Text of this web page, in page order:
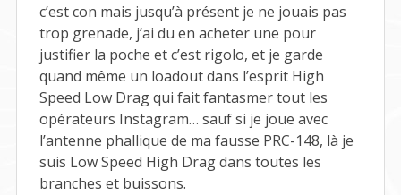
c’est con mais jusqu’à présent je ne jouais pas
trop grenade, j’ai du en acheter une pour
justifier la poche et c’est rigolo, et je garde
quand même un loadout dans l’esprit High
Speed Low Drag qui fait fantasmer tout les
opérateurs Instagram… sauf si je joue avec
l’antenne phallique de ma fausse PRC-148, là je
suis Low Speed High Drag dans toutes les
branches et buissons.